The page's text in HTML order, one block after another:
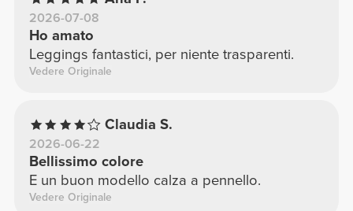
2026-07-08
Ho amato
Leggings fantastici, per niente trasparenti.
Vedere Originale
Claudia S.
2026-06-22
Bellissimo colore
E un buon modello calza a pennello.
Vedere Originale